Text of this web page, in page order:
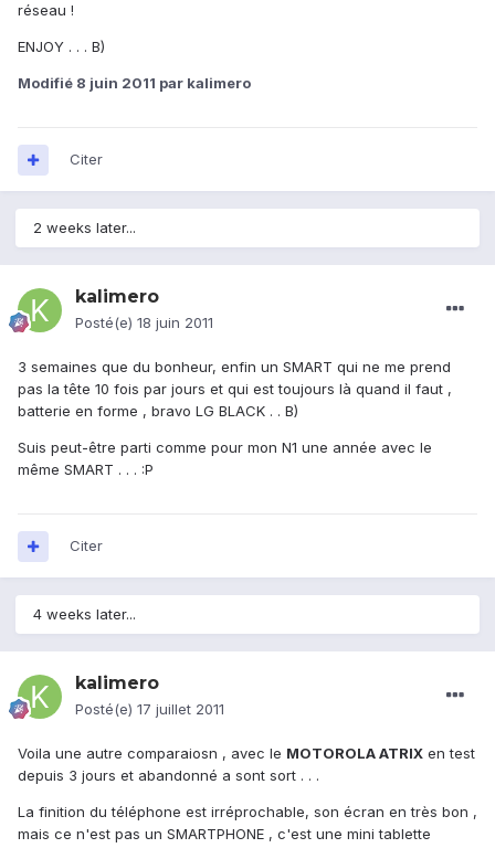
réseau !
ENJOY . . . B)
Modifié 8 juin 2011 par kalimero
Citer
2 weeks later...
kalimero
Posté(e) 18 juin 2011
3 semaines que du bonheur, enfin un SMART qui ne me prend
pas la tête 10 fois par jours et qui est toujours là quand il faut ,
batterie en forme , bravo LG BLACK . . B)
Suis peut-être parti comme pour mon N1 une année avec le
même SMART . . . :P
Citer
4 weeks later...
kalimero
Posté(e) 17 juillet 2011
Voila une autre comparaiosn , avec le MOTOROLA ATRIX en test
depuis 3 jours et abandonné a sont sort . . .
La finition du téléphone est irréprochable, son écran en très bon ,
mais ce n'est pas un SMARTPHONE , c'est une mini tablette